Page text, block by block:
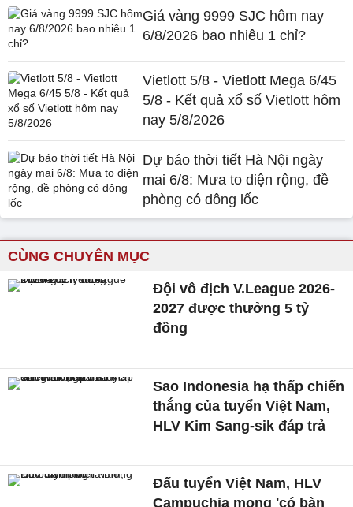
Giá vàng 9999 SJC hôm nay
6/8/2026 bao nhiêu 1 chỉ?
Vietlott 5/8 - Vietlott Mega 6/45
5/8 - Kết quả xổ số Vietlott hôm
nay 5/8/2026
Dự báo thời tiết Hà Nội ngày
mai 6/8: Mưa to diện rộng, đề
phòng có dông lốc
CÙNG CHUYÊN MỤC
Đội vô địch V.League 2026-
2027 được thưởng 5 tỷ
đồng
Sao Indonesia hạ thấp chiến
thắng của tuyển Việt Nam,
HLV Kim Sang-sik đáp trả
Đấu tuyển Việt Nam, HLV
Campuchia mong 'có bàn